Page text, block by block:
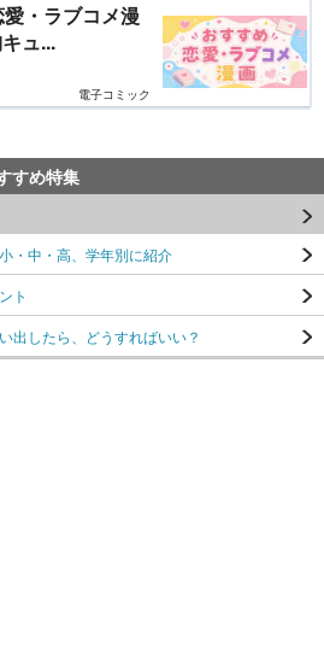
愛・ラブコメ漫
ュ...
電子コミック
すめ特集
・中・高、学年別に紹介
ト
出したら、どうすればいい？